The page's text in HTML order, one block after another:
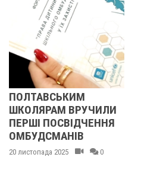
0
50 ТИСЯЧ
ПРИ
ДИТИНИ:
ПРИЙНЯЛА
НОВІ